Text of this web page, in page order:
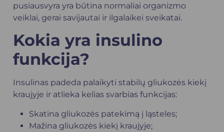
pusiausvyra yra būtina normaliai organizmo
veiklai, gerai savijautai ir ilgalaikei sveikatai.
Kokia yra insulino
funkcija?
Insulinas padeda palaikyti stabilų gliukozės kiekį
kraujyje ir atlieka kelias svarbias funkcijas:
Skatina gliukozės patekimą į ląsteles;
Mažina gliukozės kiekį kraujyje;